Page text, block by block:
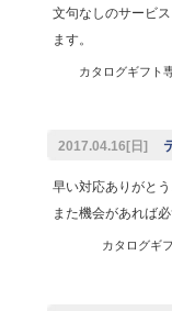
文句なしのサービ
ます。
カタログギフト
2017.04.16[日]
早い対応ありがと
また機会があれば
カタログギ